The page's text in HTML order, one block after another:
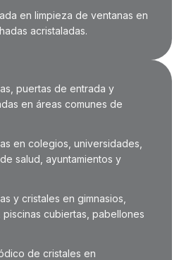
en limpieza de ventanas en
acristaladas.
puertas de entrada y
en áreas comunes de
en colegios, universidades,
salud, ayuntamientos y
y cristales en gimnasios,
cubiertas, pabellones
de cristales en